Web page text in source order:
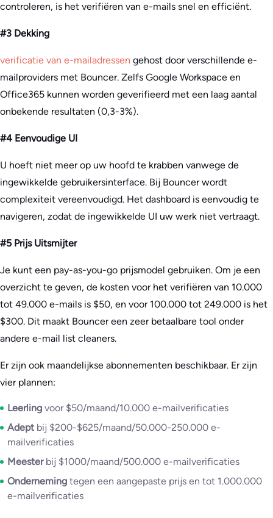
controleren, is het verifiëren van e-mails snel en efficiënt.
#3 Dekking
verificatie van e-mailadressen gehost door verschillende e-
mailproviders met Bouncer. Zelfs Google Workspace en
Office365 kunnen worden geverifieerd met een laag aantal
onbekende resultaten (0,3-3%).
#4 Eenvoudige UI
U hoeft niet meer op uw hoofd te krabben vanwege de
ingewikkelde gebruikersinterface. Bij Bouncer wordt
complexiteit vereenvoudigd. Het dashboard is eenvoudig te
navigeren, zodat de ingewikkelde UI uw werk niet vertraagt.
#5 Prijs Uitsmijter
Je kunt een pay-as-you-go prijsmodel gebruiken. Om je een
overzicht te geven, de kosten voor het verifiëren van 10.000
tot 49.000 e-mails is $50, en voor 100.000 tot 249.000 is het
$300. Dit maakt Bouncer een zeer betaalbare tool onder
andere e-mail list cleaners.
Er zijn ook maandelijkse abonnementen beschikbaar. Er zijn
vier plannen:
Leerling voor $50/maand/10.000 e-mailverificaties
Adept bij $200-$625/maand/50.000-250.000 e-
mailverificaties
Meester bij $1000/maand/500.000 e-mailverificaties
Onderneming tegen een aangepaste prijs en tot 1.000.000
e-mailverificaties